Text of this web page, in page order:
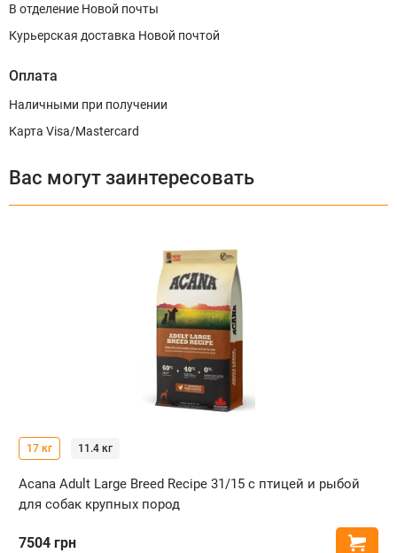
В отделение Новой почты
Курьерская доставка Новой почтой
Оплата
Наличными при получении
Карта Visa/Mastercard
Вас могут заинтересовать
17 кг 11.4 кг
Acana Adult Large Breed Recipe 31/15 с птицей и рыбой
для собак крупных пород
7504 грн